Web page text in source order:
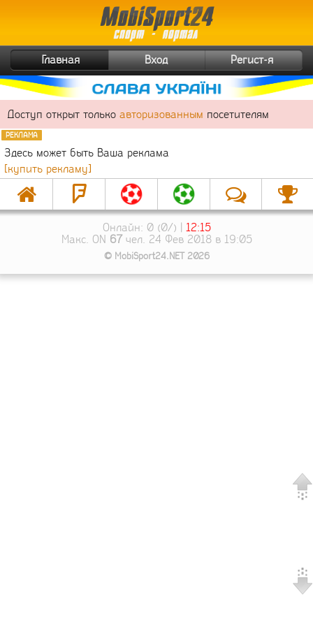
Главная Вход Регист-я
Доступ открыт только авторизованным посетителям
РЕКЛАМА
Здесь может быть Ваша реклама
[купить рекламу]
Онлайн: 0 (0/) | 12:15
Макс. ON 67чел. 24 Фев 2018 в 19:05
© MobiSport24.NET 2026